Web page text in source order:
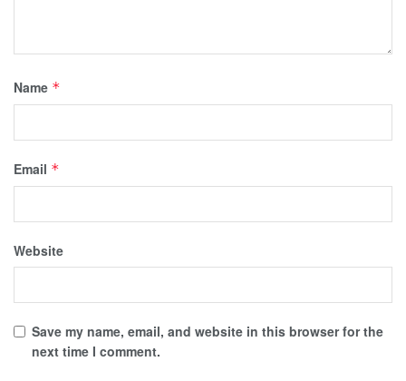
Name *
Email *
Website
Save my name, email, and website in this browser for the
next time I comment.